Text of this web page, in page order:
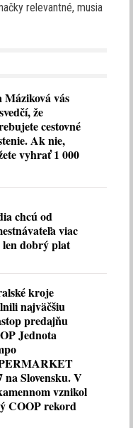
relevantné, musia
Máziková vás
že
cestovné
Ak nie,
vyhrať 1 000
chcú od
viac
len dobrý plat
kroje
najväčšiu
predajňu
Jednota
na Slovensku. V
vznikol
COOP rekord